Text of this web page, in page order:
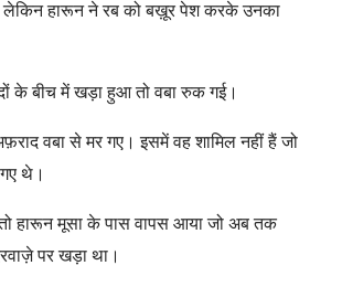
लेकिन हारून ने रब को बख़ूर पेश करके उनका
के बीच में खड़ा हुआ तो वबा रुक गई।
वबा से मर गए। इसमें वह शामिल नहीं हैं जो
थे।
हारून मूसा के पास वापस आया जो अब तक
पर खड़ा था।